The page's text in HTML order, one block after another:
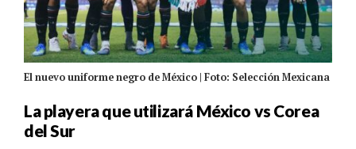
El nuevo uniforme negro de México | Foto: Selección Mexicana
La playera que utilizará México vs Corea
del Sur